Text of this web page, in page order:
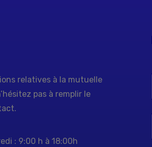
relatives à la mutuelle
pas à remplir le
: 9:00 h à 18:00h